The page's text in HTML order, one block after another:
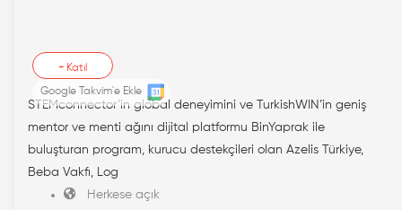
+ Katıl
Google Takvim'e Ekle
STEMconnector’in global deneyimini ve TurkishWIN’in geniş
mentor ve menti ağını dijital platformu BinYaprak ile
buluşturan program, kurucu destekçileri olan Azelis Türkiye,
Beba Vakfı, Log
Herkese açık